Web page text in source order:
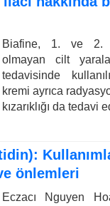
Biafine, 1. ve 2.
olmayan cilt
tedavisinde
kremi ayrıca
kızarıklığı da tedavi
önlemleri
Eczacı Nguyen